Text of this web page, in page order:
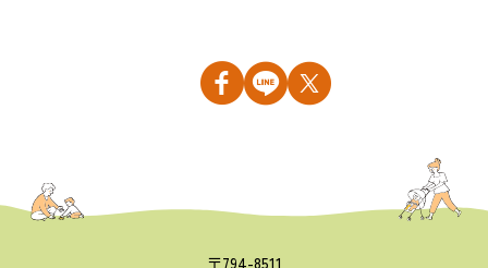
〒794-8511